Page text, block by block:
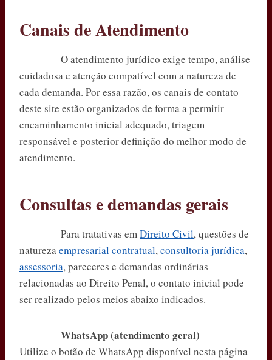
Canais de Atendimento
O atendimento jurídico exige tempo, análise
cuidadosa e atenção compatível com a natureza de
cada demanda. Por essa razão, os canais de contato
deste site estão organizados de forma a permitir
encaminhamento inicial adequado, triagem
responsável e posterior definição do melhor modo de
atendimento.
Consultas e demandas gerais
Para tratativas emDireito Civil, questões de
naturezaempresarial contratual,consultoria jurídica,
assessoria, pareceres e demandas ordinárias
relacionadas ao Direito Penal, o contato inicial pode
ser realizado pelos meios abaixo indicados.
WhatsApp (atendimento geral)
Utilize o botão de WhatsApp disponível nesta página